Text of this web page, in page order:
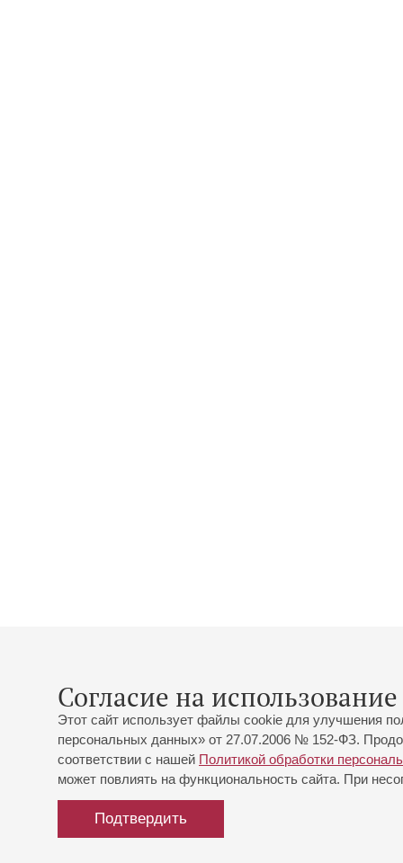
Согласие на
Этот сайт использует файлы cookie для улучшения
персональных данных» от 27.07.2006 № 152-ФЗ.
соответствии с нашей Политикой обработки
может повлиять на функциональность сайта. При
Подтвердить